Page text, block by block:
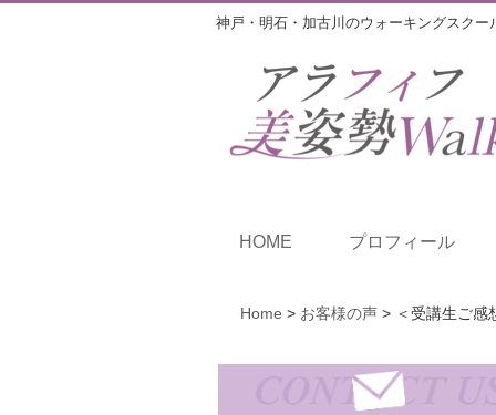
神戸・明石・加古川のウォーキングスク
HOME プロフィール
Home > お客様の声 > ＜受講生ご感